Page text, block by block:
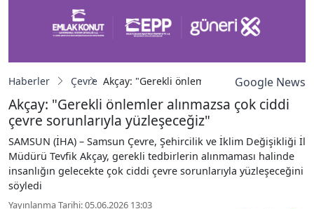
Haberler Çevre Akçay: "Gerekli önlemler alınmazsa çok
Google News
Akçay: "Gerekli önlemler alınmazsa çok ciddi
çevre sorunlarıyla yüzleşeceğiz"
SAMSUN (İHA) – Samsun Çevre, Şehircilik ve İklim Değişikliği İl
Müdürü Tevfik Akçay, gerekli tedbirlerin alınmaması halinde
insanlığın gelecekte çok ciddi çevre sorunlarıyla yüzleşeceğini
söyledi
Yayınlanma Tarihi: 05.06.2026 13:03